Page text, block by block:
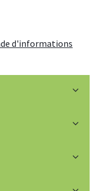
d'informations